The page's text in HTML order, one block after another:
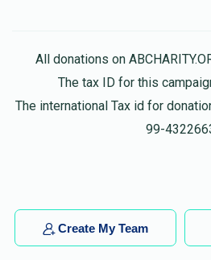
All donations on
The tax ID for this
The international Tax id for
99-
Create My Team